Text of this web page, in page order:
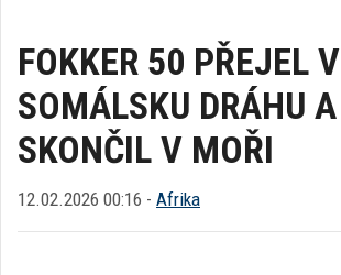
FOKKER 50 PŘEJEL V
SOMÁLSKU DRÁHU A
SKONČIL V MOŘI
12.02.2026 00:16 - Afrika